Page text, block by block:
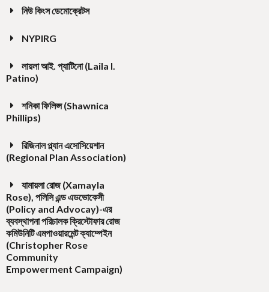
নিউ কিংস ডেমোক্রেটস
NYPIRG
লায়লা আই. প্যাটিনো (Laila I.
Patino)
শনিকা ফিলিপ্স (Shawnica
Phillips)
রিজিনাল প্ল্যান এসোসিয়েশান
(Regional Plan Association)
যামায়লা রোজ (Xamayla
Rose), পলিসি এন্ড এডভোকেসী
(Policy and Advocay)-এর
ব্যবস্থাপনা পরিচালক ক্রিস্টোফার রোজ
কমিউনিটি এমপাওয়ারমেন্ট ক্যাম্পেইন
(Christopher Rose
Community
Empowerment Campaign)